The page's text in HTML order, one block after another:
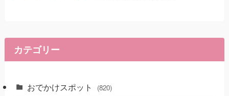
カテゴリー
おでかけスポット (820)